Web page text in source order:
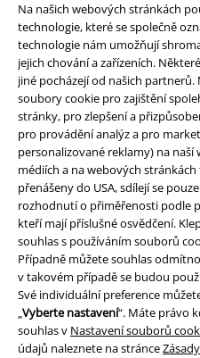
Na našich webových stránkách
technologie, které se společně
technologie nám umožňují
jejich chování a zařízeních.
jiné pocházejí od našich
soubory cookie pro zajištění
stránky, pro zlepšení a
pro provádění analýz a pro
personalizované reklamy) na naší
médiích a na webových
přenášeny do USA, sdílejí se
rozhodnutí o přiměřenosti podle
kteří mají příslušné osvědčení.
souhlas s používáním souborů
Případně můžete souhlas
v takovém případě se budou
Své individuální preference
„Vyberte nastavení“. Máte právo
souhlas v Nastavení souborů
údajů naleznete na stránce
Právní informace
Podmínky
Prohlášení
Ochrana osobních údajů
Likvidace odpadu a ochrana
Prohlášení o shodě